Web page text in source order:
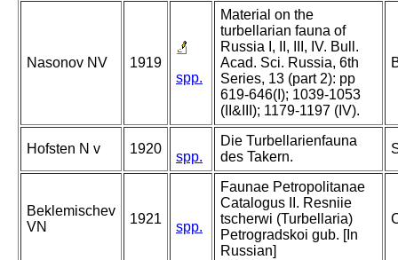
Nasonov NV
1919
spp.
Material on the
turbellarian fauna of
Russia I, II, III, IV. Bull.
Acad. Sci. Russia, 6th
Series, 13 (part 2): pp
619-646(I); 1039-1053
(II&III); 1179-1197 (IV).
Hofsten N v 1920
spp.
Die Turbellarienfauna
des Takern.
Beklemischev
VN
1921
spp.
Faunae Petropolitanae
Catalogus II. Resniie
tscherwi (Turbellaria)
Petrogradskoi gub. [In
Russian]